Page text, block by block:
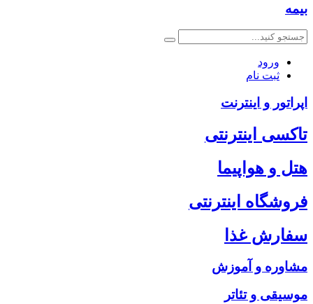
بیمه
ورود
ثبت نام
اپراتور و اینترنت
تاکسی اینترنتی
هتل و هواپیما
فروشگاه اینترنتی
سفارش غذا
مشاوره و آموزش
موسیقی و تئاتر